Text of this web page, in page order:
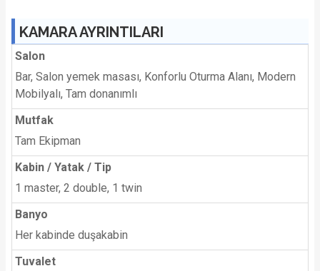
KAMARA AYRINTILARI
Salon
Bar, Salon yemek masası, Konforlu Oturma Alanı, Modern
Mobilyalı, Tam donanımlı
Mutfak
Tam Ekipman
Kabin / Yatak / Tip
1 master, 2 double, 1 twin
Banyo
Her kabinde duşakabin
Tuvalet